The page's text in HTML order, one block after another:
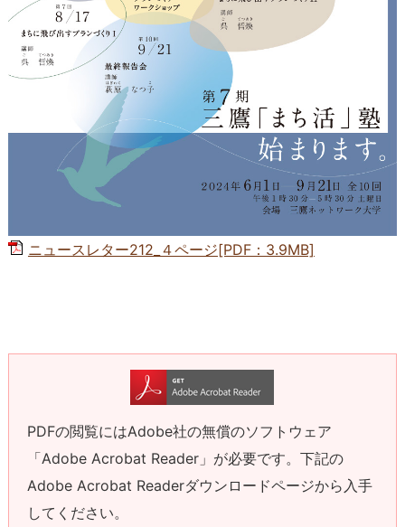
ニュースレター212_４ページ[PDF：3.9MB]
PDFの閲覧にはAdobe社の無償のソフトウェア
「Adobe Acrobat Reader」が必要です。下記の
Adobe Acrobat Readerダウンロードページから入手
してください。